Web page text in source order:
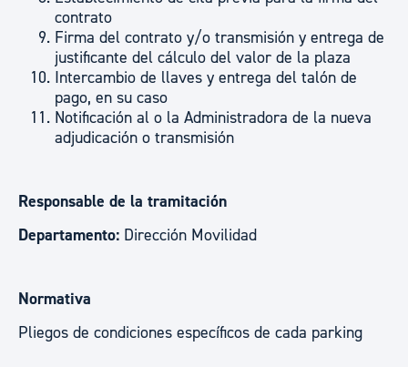
contrato
Firma del contrato y/o transmisión y entrega de
justificante del cálculo del valor de la plaza
Intercambio de llaves y entrega del talón de
pago, en su caso
Notificación al o la Administradora de la nueva
adjudicación o transmisión
Responsable de la tramitación
Departamento: Dirección Movilidad
Normativa
Pliegos de condiciones específicos de cada parking